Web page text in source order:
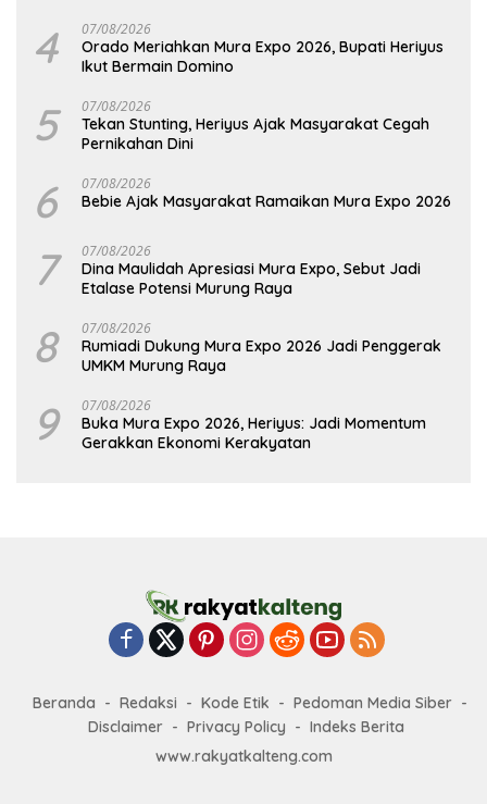
4 07/08/2026
Orado Meriahkan Mura Expo 2026, Bupati Heriyus
Ikut Bermain Domino
5 07/08/2026
Tekan Stunting, Heriyus Ajak Masyarakat Cegah
Pernikahan Dini
6 07/08/2026
Bebie Ajak Masyarakat Ramaikan Mura Expo 2026
7 07/08/2026
Dina Maulidah Apresiasi Mura Expo, Sebut Jadi
Etalase Potensi Murung Raya
8 07/08/2026
Rumiadi Dukung Mura Expo 2026 Jadi Penggerak
UMKM Murung Raya
9 07/08/2026
Buka Mura Expo 2026, Heriyus: Jadi Momentum
Gerakkan Ekonomi Kerakyatan
Beranda Redaksi Kode Etik
Pedoman Media Siber
Disclaimer
Privacy Policy
Indeks Berita
www.rakyatkalteng.com